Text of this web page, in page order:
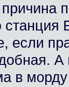
если
А
в